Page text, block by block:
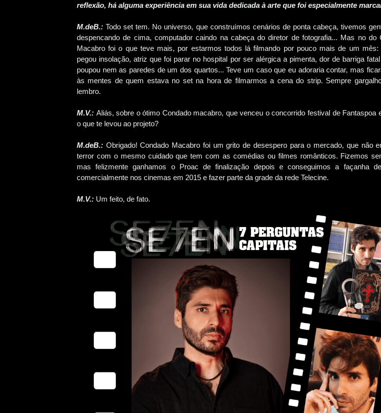
reflexão, há alguma experiência em sua vida dedicada à arte que foi especialmente
M.deB.: Todo set tem. No universo, que construímos cenários de ponta cabeça, tivemos
despencando de cima, computador caindo na cabeça do diretor de fotografia... Mas no do
Macabro foi o que teve mais, por estarmos todos lá filmando por pouco mais de um mês:
pegou insolação, atriz que foi parar no hospital por ser alérgica a pimenta, dor de barriga
poupou nem as paredes de um dos quartos... Teve um caso que eu adoraria contar, mas
às mentes de quem estava no set na hora de filmarmos a cena do strip. Sempre
lembro.
M.V.: Aliás, sobre o ótimo Condado macabro, que venceu o concorrido festival de Fantaspoa
o que te levou ao projeto?
M.deB.: Obrigado! Condado Macabro foi um grito de desespero para o mercado, que não
terror com o mesmo cuidado que tem com as comédias ou filmes românticos. Fizemos
mas felizmente ganhamos o Proac de finalização depois e conseguimos a façanha
comercialmente nos cinemas em 2015 e fazer parte da grade da rede Telecine.
M.V.: Um feito, de fato.